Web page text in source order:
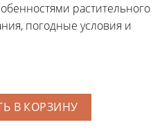
растительного
погодные условия и
В КОРЗИНУ